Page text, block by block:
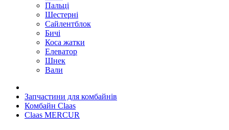
Пальці
Шестерні
Сайлентблок
Бичі
Коса жатки
Елеватор
Шнек
Вали
Запчастини для комбайнів
Комбайн Claas
Claas MERCUR